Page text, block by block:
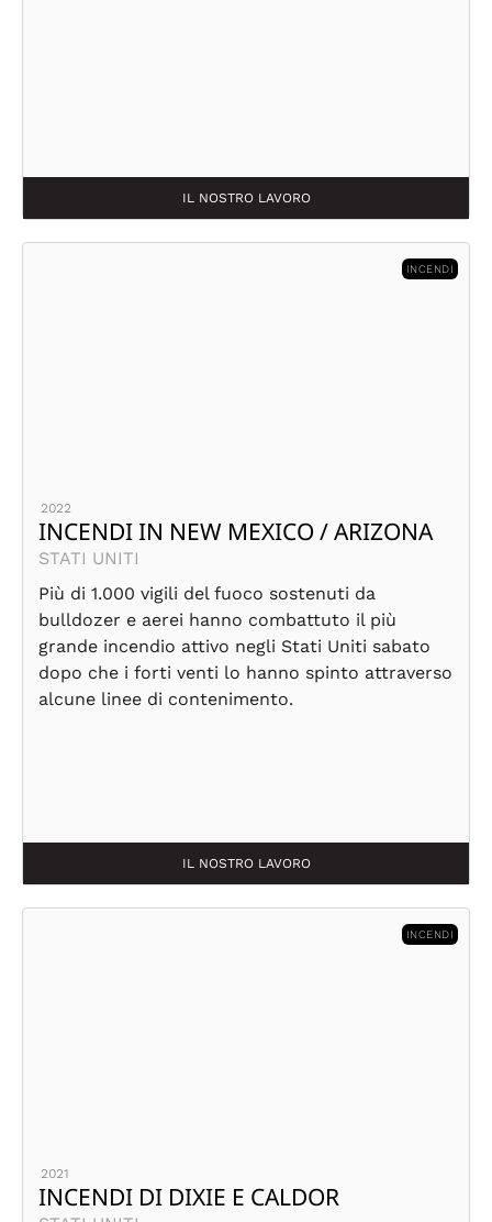
IL NOSTRO LAVORO
INCENDI
2022
INCENDI IN NEW MEXICO / ARIZONA
STATI UNITI
Più di 1.000 vigili del fuoco sostenuti da
bulldozer e aerei hanno combattuto il più
grande incendio attivo negli Stati Uniti sabato
dopo che i forti venti lo hanno spinto attraverso
alcune linee di contenimento.
IL NOSTRO LAVORO
INCENDI
2021
INCENDI DI DIXIE E CALDOR